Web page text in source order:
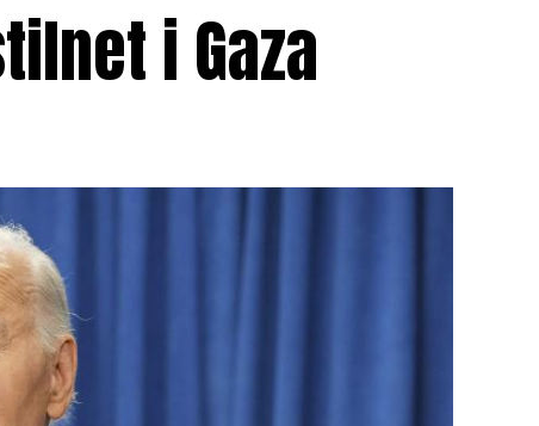
i Gaza